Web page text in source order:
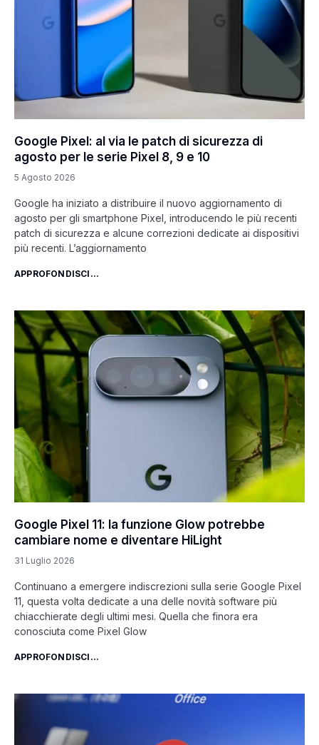
Google Pixel: al via le patch di sicurezza di
agosto per le serie Pixel 8, 9 e 10
5 Agosto 2026
Google ha iniziato a distribuire il nuovo aggiornamento di
agosto per gli smartphone Pixel, introducendo le più recenti
patch di sicurezza e alcune correzioni dedicate ai dispositivi
più recenti. L’aggiornamento
APPROFONDISCI...
Google Pixel 11: la funzione Glow potrebbe
cambiare nome e diventare HiLight
31 Luglio 2026
Continuano a emergere indiscrezioni sulla serie Google Pixel
11, questa volta dedicate a una delle novità software più
chiacchierate degli ultimi mesi. Quella che finora era
conosciuta come Pixel Glow
APPROFONDISCI...